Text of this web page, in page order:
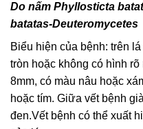
Do nấm Phyllosticta
batatas-Deuteromycetes
Biểu hiện của bệnh: trên
tròn hoặc không có hình
8mm, có màu nâu hoặc
hoặc tím. Giữa vết bệnh
đen.Vết bệnh có thể xuất